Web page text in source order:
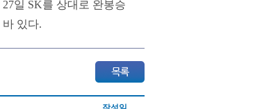
일 SK를 상대로 완봉승
있다.